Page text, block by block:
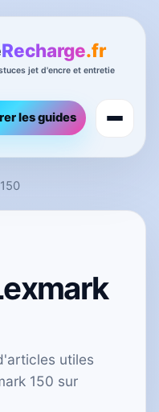
les guides
utiles
150 sur